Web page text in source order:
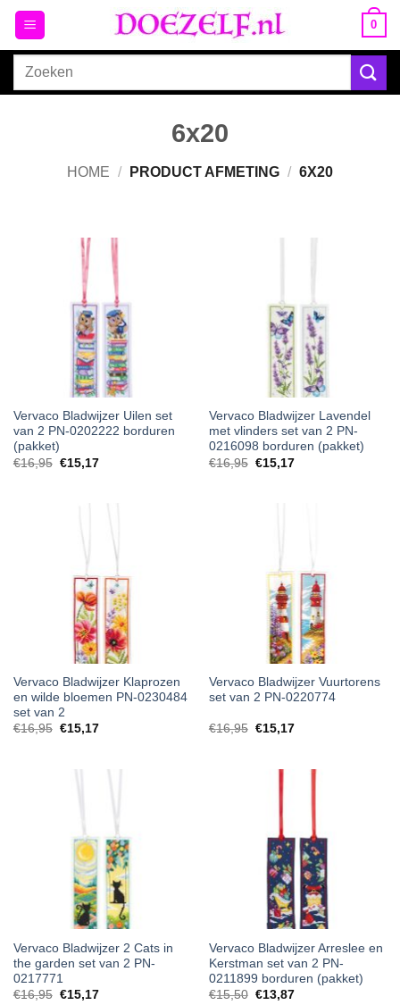
Ga
naar
inhoud
0
Zoeken
6x20
HOME / PRODUCT AFMETING / 6X20
Vervaco Bladwijzer Uilen set
van 2 PN-0202222 borduren
(pakket)
€16,95 €15,17
Vervaco Bladwijzer Lavendel
met vlinders set van 2 PN-
0216098 borduren (pakket)
€16,95 €15,17
Vervaco Bladwijzer Klaprozen
en wilde bloemen PN-0230484
set van 2
€16,95 €15,17
Vervaco Bladwijzer Vuurtorens
set van 2 PN-0220774
€16,95 €15,17
Vervaco Bladwijzer 2 Cats in
the garden set van 2 PN-
0217771
€16,95 €15,17
Vervaco Bladwijzer Arreslee en
Kerstman set van 2 PN-
0211899 borduren (pakket)
€15,50 €13,87